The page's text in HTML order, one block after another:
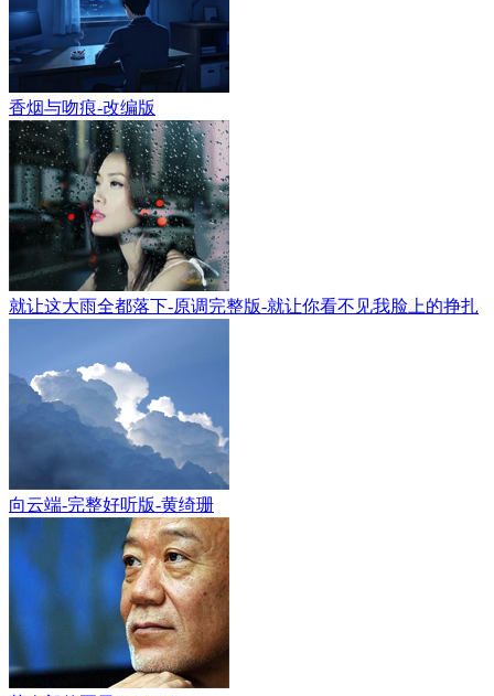
香烟与吻痕-改编版
就让这大雨全都落下-原调完整版-就让你看不见我脸上的挣扎
向云端-完整好听版-黄绮珊